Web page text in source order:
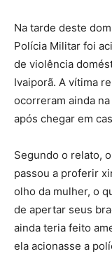
Na tarde deste
Polícia Militar foi
de violência
Ivaiporã. A vítima
ocorreram ainda
após chegar em
Segundo o relato,
passou a proferir
olho da mulher, o
de apertar seus
ainda teria feito
ela acionasse a